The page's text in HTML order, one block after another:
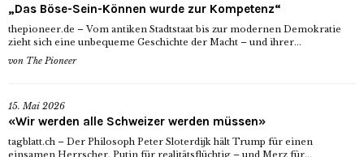
„Das Böse-Sein-Können wurde zur Kompetenz“
thepioneer.de – Vom antiken Stadtstaat bis zur modernen Demokratie
zieht sich eine unbequeme Geschichte der Macht – und ihrer...
von The Pioneer
15. Mai 2026
«Wir werden alle Schweizer werden müssen»
tagblatt.ch – Der Philosoph Peter Sloterdijk hält Trump für einen
einsamen Herrscher, Putin für realitätsflüchtig – und Merz für...